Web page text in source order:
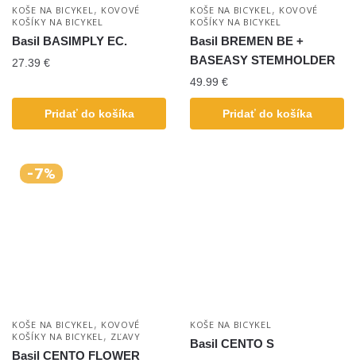
KOŠE NA BICYKEL, KOVOVÉ
KOŠÍKY NA BICYKEL
Basil BASIMPLY EC.
27.39 €
Pridať do košíka
KOŠE NA BICYKEL, KOVOVÉ
KOŠÍKY NA BICYKEL
Basil BREMEN BE +
BASEASY STEMHOLDER
49.99 €
Pridať do košíka
-7%
KOŠE NA BICYKEL, KOVOVÉ
KOŠÍKY NA BICYKEL, ZĽAVY
Basil CENTO FLOWER
KOŠE NA BICYKEL
Basil CENTO S